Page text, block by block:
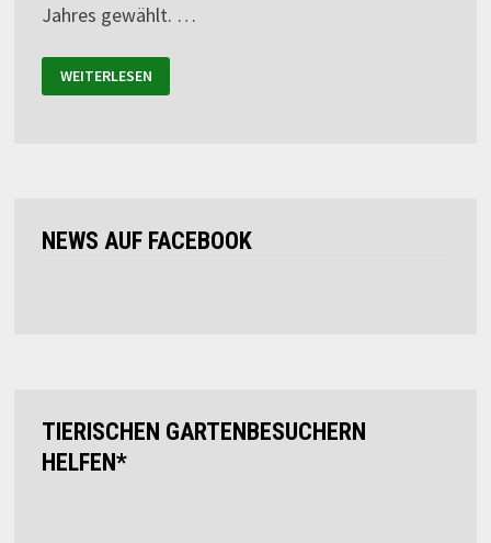
Jahres gewählt. …
WEITERLESEN
NEWS AUF FACEBOOK
TIERISCHEN GARTENBESUCHERN
HELFEN*